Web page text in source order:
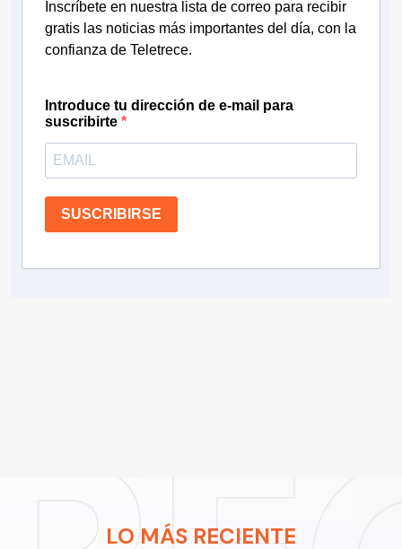
Inscríbete en nuestra lista de correo para recibir
gratis las noticias más importantes del día, con la
confianza de Teletrece.
Introduce tu dirección de e-mail para
suscribirte
SUSCRIBIRSE
LO MÁS RECIENTE